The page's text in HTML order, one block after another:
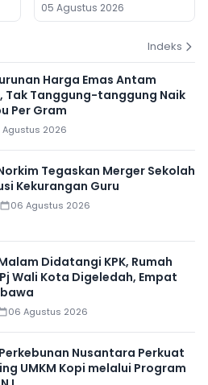
05 Agustus 2026
Indeks
Harga Emas Antam
Tak Tanggung-tanggung Naik
Per Gram
Agustus 2026
Tegaskan Merger Sekolah
Kekurangan Guru
06 Agustus 2026
Didatangi KPK, Rumah
Wali Kota Digeledah, Empat
06 Agustus 2026
Nusantara Perkuat
UMKM Kopi melalui Program